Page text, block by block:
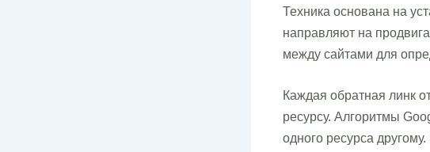
Техника основана на
направляют на
между сайтами для
Каждая обратная линк
ресурсу. Алгоритмы
одного ресурса